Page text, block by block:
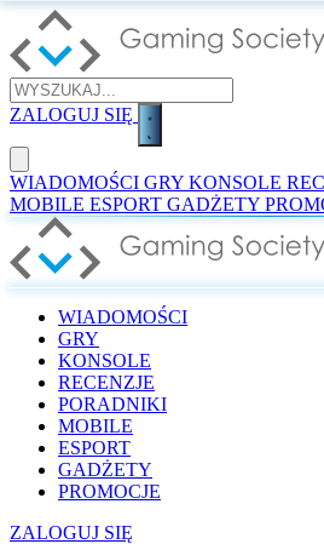
ZALOGUJ SIĘ
WIADOMOŚCI GRY KONSOLE
MOBILE ESPORT GADŻETY
WIADOMOŚCI
GRY
KONSOLE
RECENZJE
PORADNIKI
MOBILE
ESPORT
GADŻETY
PROMOCJE
ZALOGUJ SIĘ